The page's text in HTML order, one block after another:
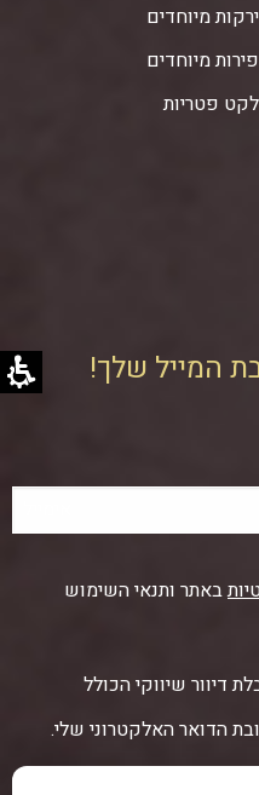
ירקות מיוחדים
פירות מיוחדים
לקט פטריות
המייל שלך!
באתר ותנאי השימוש
דיוור שיווקי הכולל
הדואר האלקטרוני שלי.